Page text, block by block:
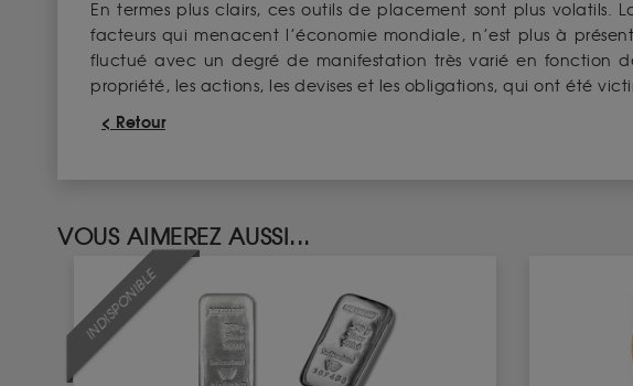
En termes plus clairs, ces outils de placement sont plus volatils.
facteurs qui menacent l’économie mondiale, n’est plus à
fluctué avec un degré de manifestation très varié en fonction
propriété, les actions, les devises et les obligations, qui ont été
< Retour
VOUS AIMEREZ AUSSI...
INDISPONIBLE